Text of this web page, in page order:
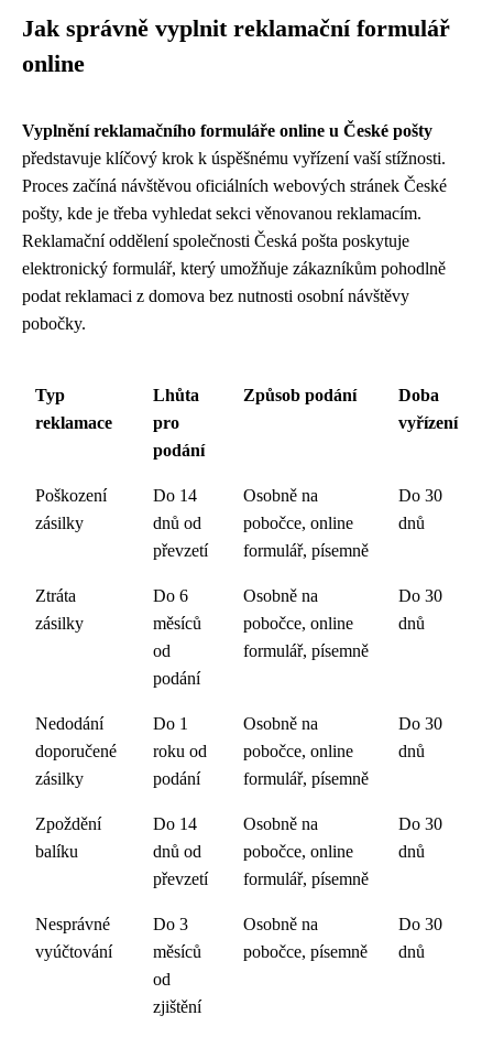
Jak správně vyplnit reklamační formulář
online
Vyplnění reklamačního formuláře online u České pošty
představuje klíčový krok k úspěšnému vyřízení vaší stížnosti.
Proces začíná návštěvou oficiálních webových stránek České
pošty, kde je třeba vyhledat sekci věnovanou reklamacím.
Reklamační oddělení společnosti Česká pošta poskytuje
elektronický formulář, který umožňuje zákazníkům pohodlně
podat reklamaci z domova bez nutnosti osobní návštěvy
pobočky.
Typ
reklamace
Lhůta
pro
podání
Způsob podání
Doba
vyřízení
Poškození
zásilky
Do 14
dnů od
převzetí
Osobně na
pobočce, online
formulář, písemně
Do 30
dnů
Ztráta
zásilky
Do 6
měsíců
od
podání
Osobně na
pobočce, online
formulář, písemně
Do 30
dnů
Nedodání
doporučené
zásilky
Do 1
roku od
podání
Osobně na
pobočce, online
formulář, písemně
Do 30
dnů
Zpoždění
balíku
Do 14
dnů od
převzetí
Osobně na
pobočce, online
formulář, písemně
Do 30
dnů
Nesprávné
vyúčtování
Do 3
měsíců
od
zjištění
Osobně na
pobočce, písemně
Do 30
dnů